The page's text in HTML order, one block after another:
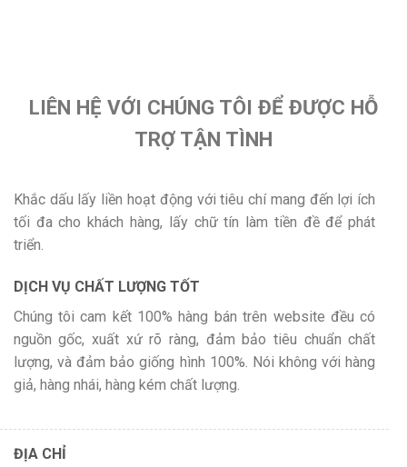
LIÊN HỆ VỚI CHÚNG TÔI ĐỂ ĐƯỢC HỖ
TRỢ TẬN TÌNH
Khắc dấu lấy liền hoạt động với tiêu chí mang đến lợi ích
tối đa cho khách hàng, lấy chữ tín làm tiền đề để phát
triển.
DỊCH VỤ CHẤT LƯỢNG TỐT
Chúng tôi cam kết 100% hàng bán trên website đều có
nguồn gốc, xuất xứ rõ ràng, đảm bảo tiêu chuẩn chất
lượng, và đảm bảo giống hình 100%. Nói không với hàng
giả, hàng nhái, hàng kém chất lượng.
ĐỊA CHỈ